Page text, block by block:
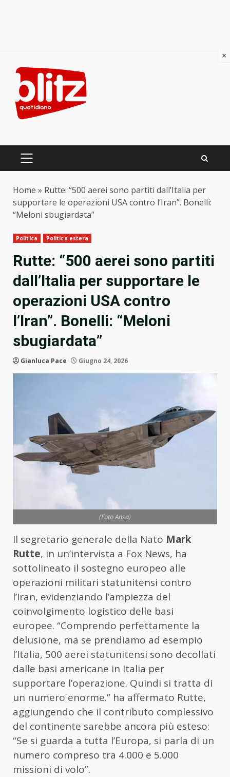
content
PRIMARY
Home » Rutte: “500 aerei sono partiti dall’Italia per
supportare le operazioni USA contro l’Iran”. Bonelli:
“Meloni sbugiardata”
Politica Politica estera
Rutte: “500 aerei sono partiti
dall’Italia per supportare le
operazioni USA contro
l’Iran”. Bonelli: “Meloni
sbugiardata”
Gianluca Pace Giugno 24, 2026
(Foto Ansa)
Il segretario generale della Nato Mark
Rutte, in un’intervista a Fox News, ha
sottolineato il sostegno europeo alle
operazioni militari statunitensi contro
l’Iran, evidenziando l’ampiezza del
coinvolgimento logistico delle basi
europee. “Comprendo perfettamente la
delusione, ma se prendiamo ad esempio
l’Italia, 500 aerei statunitensi sono decollati
dalle basi americane in Italia per
supportare l’operazione. Quindi si tratta di
un numero enorme.” ha affermato Rutte,
aggiungendo che il contributo complessivo
del continente sarebbe ancora più esteso:
“Se si guarda a tutta l’Europa, si parla di un
numero compreso tra 4.000 e 5.000
missioni di volo”.
×